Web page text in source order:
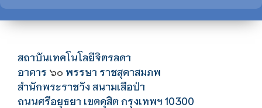
สถาบันเทคโนโลยีจิตรลดา
อาคาร ๖๐ พรรษา ราชสุดาสมภพ
สำนักพระราชวัง สนามเสือป่า
ถนนศรีอยุธยา เขตดุสิต กรุงเทพฯ 10300